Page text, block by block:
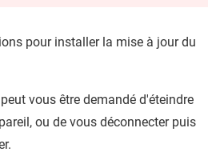
pour installer la mise à jour du
vous être demandé d'éteindre
ou de vous déconnecter puis